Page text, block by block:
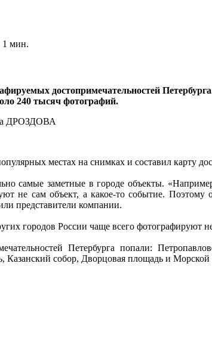
1 мин.
достопримечательностей
240 тысяч фотографий.
местах на снимках и составил карту
самые заметные в городе объекты.
не сам объект, а какое-то событие.
представители компании.
городов России чаще всего фотографируют
Петербурга попали:
собор, Дворцовая площадь и Морской